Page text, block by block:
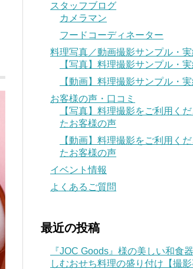
スタッフブログ
カメラマン
フードコーディネーター
料理写真／動画撮影サンプル・
【写真】料理撮影サンプル・
【動画】料理撮影サンプル・
お客様の声・口コミ
【写真】料理撮影をご利用く
たお客様の声
【動画】料理撮影をご利用く
たお客様の声
イベント情報
よくあるご質問
最近の投稿
『JOC Goods』様の美しい和食
しむおせち料理の盛り付け【撮影